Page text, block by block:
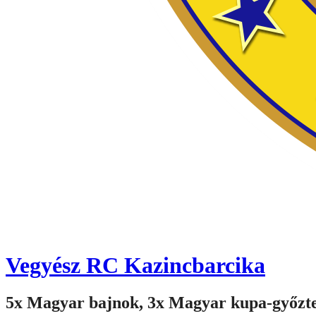
Vegyész RC Kazincbarcika
5x Magyar bajnok, 3x Magyar kupa-